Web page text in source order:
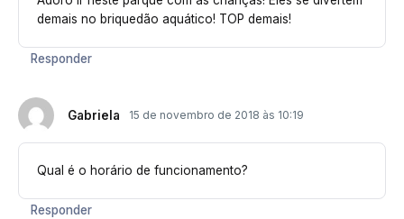
demais no briquedão aquático! TOP demais!
Responder
Gabriela 15 de novembro de 2018 às 10:19
Qual é o horário de funcionamento?
Responder